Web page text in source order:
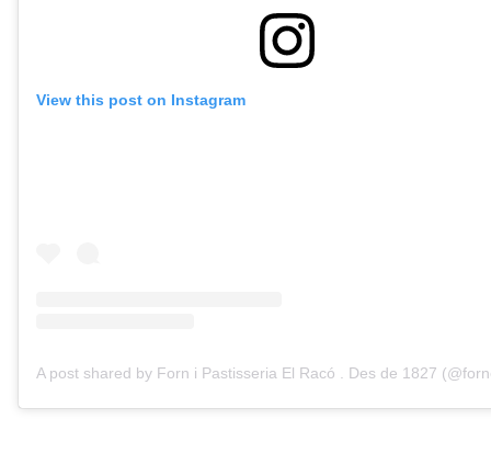
View this post on Instagram
A post shared by Forn i Pastisseria El Racó . Des de 1827